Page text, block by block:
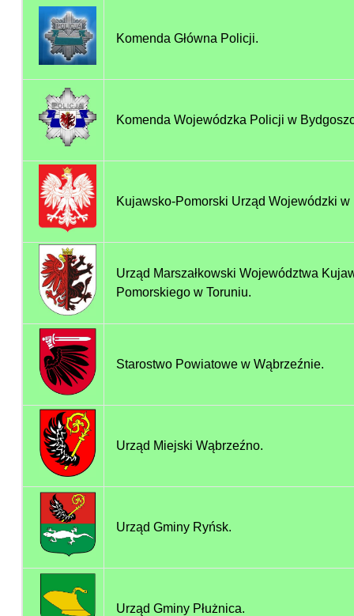
Komenda Główna Policji.
Komenda Wojewódzka Policji w
Kujawsko-Pomorski Urząd Wojewódzki w
Urząd Marszałkowski Województwa
Pomorskiego w Toruniu.
Starostwo Powiatowe w Wąbrzeźnie.
Urząd Miejski Wąbrzeźno.
Urząd Gminy Ryńsk.
Urząd Gminy Płużnica.